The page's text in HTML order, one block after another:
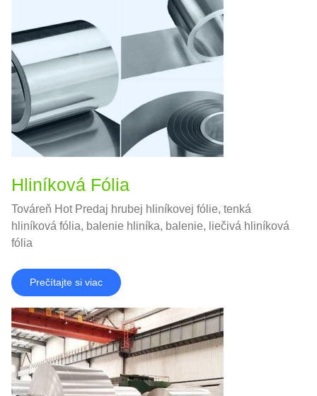
Hliníková Fólia
Továreň Hot Predaj hrubej hliníkovej fólie, tenká
hliníková fólia, balenie hliníka, balenie, liečivá hliníková
fólia
Prečítajte si viac